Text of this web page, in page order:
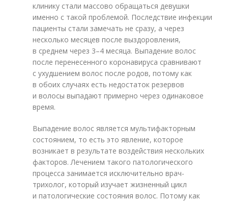
клинику стали массово обращаться девушки
именно с такой проблемой. Последствие инфекции
пациенты стали замечать не сразу, а через
несколько месяцев после выздоровления,
в среднем через 3–4 месяца. Выпадение волос
после перенесенного коронавируса сравнивают
с ухудшением волос после родов, потому как
в обоих случаях есть недостаток резервов
и волосы выпадают примерно через одинаковое
время.
Выпадение волос является мультифакторным
состоянием, то есть это явление, которое
возникает в результате воздействия нескольких
факторов. Лечением такого патологического
процесса занимается исключительно врач-
трихолог, который изучает жизненный цикл
и патологические состояния волос. Потому как